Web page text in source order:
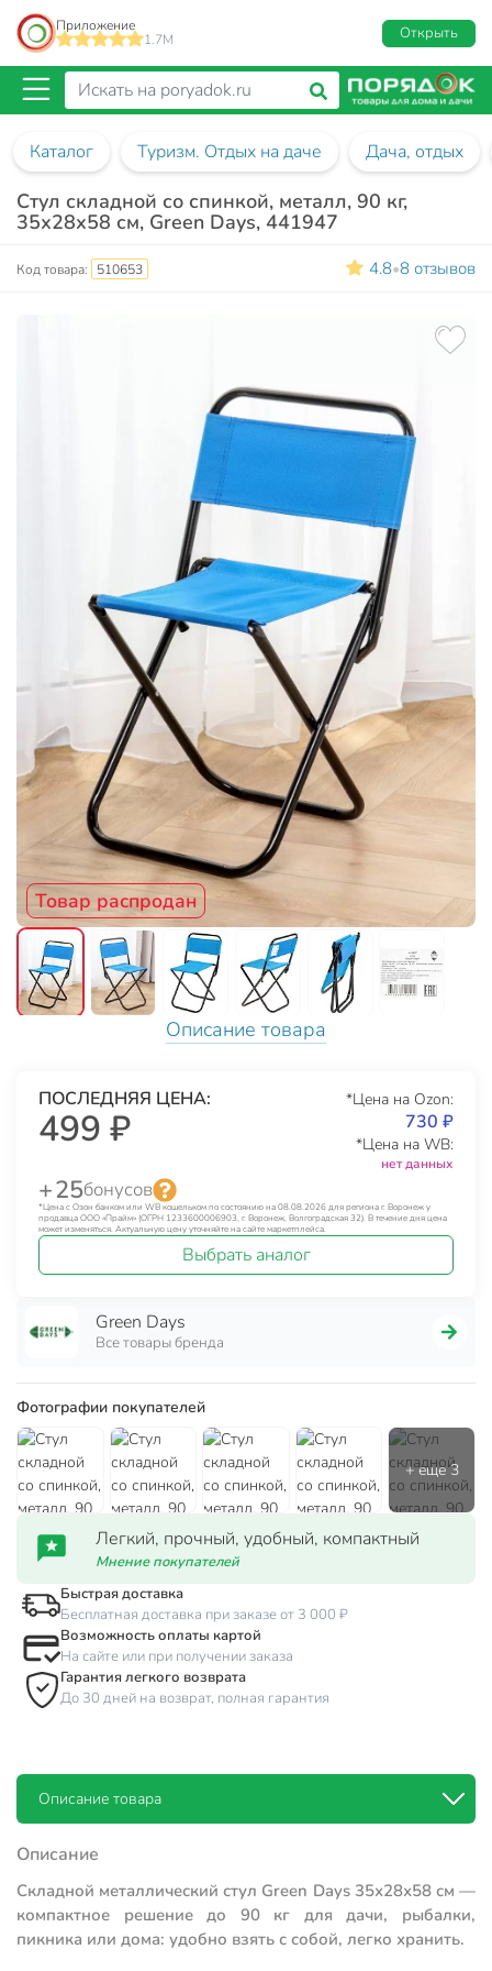
Приложение
1.7M
Открыть
Каталог Туризм. Отдых на даче Дача, отдых
Стул складной со спинкой, металл, 90 кг,
35х28х58 см, Green Days, 441947
Код товара: 510653 4.8•8 отзывов
Товар распродан
Описание товара
ПОСЛЕДНЯЯ ЦЕНА:
499 ₽
*Цена на Ozon:
730 ₽
*Цена на WB:
нет данных
+ 25бонусов
*Цена с Озон банком или WB кошельком по состоянию на 08.08.2026 для региона г. Воронеж у
продавца ООО «Прайм» (ОГРН 1233600006903, г. Воронеж, Волгоградская 32). В течение дня цена
может изменяться. Актуальную цену уточняйте на сайте маркетплейса.
Выбрать аналог
Green Days
Все товары бренда
Фотографии покупателей
Легкий, прочный, удобный, компактный
Мнение покупателей
Быстрая доставка
Бесплатная доставка при заказе от 3 000 ₽
Возможность оплаты картой
На сайте или при получении заказа
Гарантия легкого возврата
До 30 дней на возврат, полная гарантия
Описание товара
Описание
Складной металлический стул Green Days 35х28х58 см —
компактное решение до 90 кг для дачи, рыбалки,
пикника или дома: удобно взять с собой, легко хранить.